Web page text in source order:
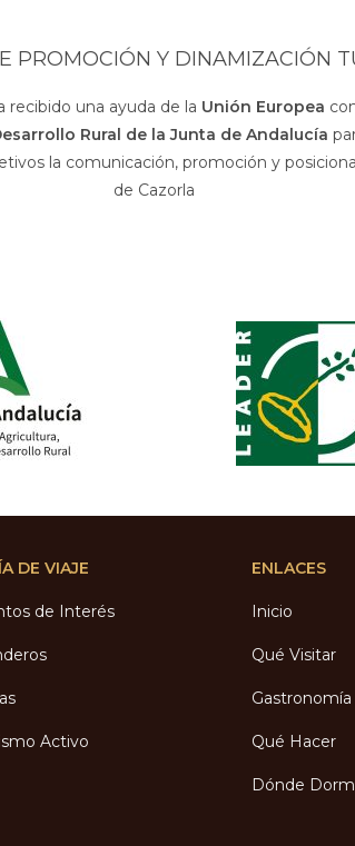
PROMOCIÓN Y DINAMIZACIÓN
recibido una ayuda de la Unión Europea
Rural de la Junta de Andalucía
la comunicación, promoción y
de Cazorla
DE VIAJE
de Interés
Activo
ENLACES
Inicio
Qué Visitar
Gastronomía
Qué Hacer
Dónde